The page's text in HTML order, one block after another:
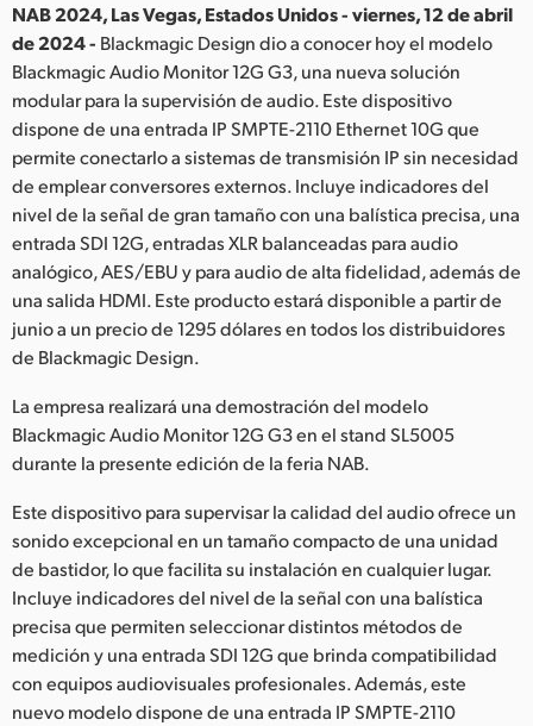
Japan
Korea
Mexico
Netherlands
New Zealand
Norway
Poland
Portugal
Singapore
South Africa
España
Sweden
Chinese Taipei
NAB 2024, Las Vegas, Estados Unidos - viernes, 12 de abril
de 2024 - Blackmagic Design dio a conocer hoy el modelo
Blackmagic Audio Monitor 12G G3, una nueva solución
modular para la supervisión de audio. Este dispositivo
dispone de una entrada IP SMPTE-2110 Ethernet 10G que
permite conectarlo a sistemas de transmisión IP sin necesidad
de emplear conversores externos. Incluye indicadores del
nivel de la señal de gran tamaño con una balística precisa, una
entrada SDI 12G, entradas XLR balanceadas para audio
analógico, AES/EBU y para audio de alta fidelidad, además de
una salida HDMI. Este producto estará disponible a partir de
junio a un precio de 1295 dólares en todos los distribuidores
de Blackmagic Design.
La empresa realizará una demostración del modelo
Blackmagic Audio Monitor 12G G3 en el stand SL5005
durante la presente edición de la feria NAB.
Este dispositivo para supervisar la calidad del audio ofrece un
sonido excepcional en un tamaño compacto de una unidad
de bastidor, lo que facilita su instalación en cualquier lugar.
Incluye indicadores del nivel de la señal con una balística
precisa que permiten seleccionar distintos métodos de
medición y una entrada SDI 12G que brinda compatibilidad
con equipos audiovisuales profesionales. Además, este
nuevo modelo dispone de una entrada IP SMPTE-2110